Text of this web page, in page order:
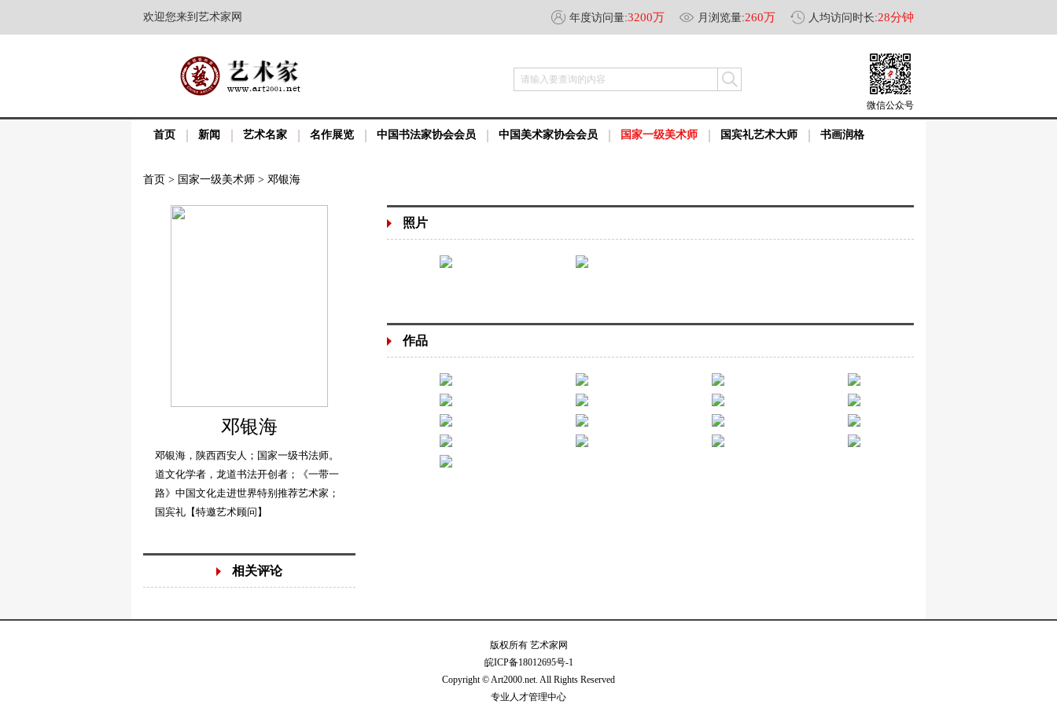
欢迎您来到艺术家网 年度访问量:3200万 月浏览量:260万 人均访问时长:28分钟
请输入要查询的内容
微信公众号
首页 新闻 艺术名家 名作展览 中国书法家协会会员 中国美术家协会会员 国家一级美术师 国宾礼艺术大师 书画润格
首页 > 国家一级美术师 > 邓银海
邓银海
邓银海，陕西西安人；国家一级书法师。
道文化学者，龙道书法开创者；《一带一
路》中国文化走进世界特别推荐艺术家；
国宾礼【特邀艺术顾问】
相关评论
照片
作品
版权所有 艺术家网
皖ICP备18012695号-1
Copyright © Art2000.net. All Rights Reserved
专业人才管理中心